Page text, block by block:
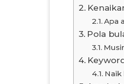
Apa
Pola